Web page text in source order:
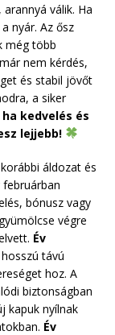
válik. Ha
nyár. Az ősz
még több
már nem kérdés,
és stabil jövőt
a siker
kedvelés és
lejjebb!
áldozat és
bónusz vagy
végre
Év
távú
hoz. A
biztonságban
kapuk nyílnak
Év